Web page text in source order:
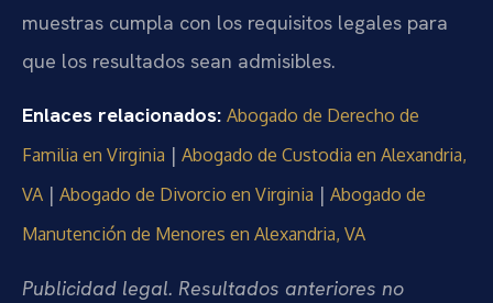
muestras cumpla con los requisitos legales para
que los resultados sean admisibles.
Enlaces relacionados: Abogado de Derecho de
Familia en Virginia | Abogado de Custodia en Alexandria,
VA | Abogado de Divorcio en Virginia | Abogado de
Manutención de Menores en Alexandria, VA
Publicidad legal. Resultados anteriores no